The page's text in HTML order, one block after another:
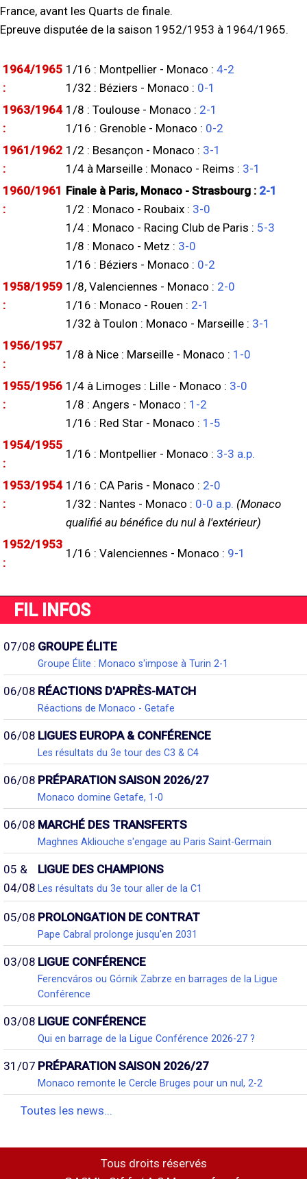
France, avant les Quarts de finale.
Epreuve disputée de la saison 1952/1953 à 1964/1965.
1964/1965
:
1/16 : Montpellier - Monaco : 4-2
1/32 : Béziers - Monaco : 0-1
1963/1964
:
1/8 : Toulouse - Monaco : 2-1
1/16 : Grenoble - Monaco : 0-2
1961/1962
:
1/2 : Besançon - Monaco : 3-1
1/4 à Marseille : Monaco - Reims : 3-1
1960/1961
:
Finale à Paris, Monaco - Strasbourg : 2-1
1/2 : Monaco - Roubaix : 3-0
1/4 : Monaco - Racing Club de Paris : 5-3
1/8 : Monaco - Metz : 3-0
1/16 : Béziers - Monaco : 0-2
1958/1959
:
1/8, Valenciennes - Monaco : 2-0
1/16 : Monaco - Rouen : 2-1
1/32 à Toulon : Monaco - Marseille : 3-1
1956/1957
:
1/8 à Nice : Marseille - Monaco : 1-0
1955/1956
:
1/4 à Limoges : Lille - Monaco : 3-0
1/8 : Angers - Monaco : 1-2
1/16 : Red Star - Monaco : 1-5
1954/1955
:
1/16 : Montpellier - Monaco : 3-3 a.p.
1953/1954
:
1/16 : CA Paris - Monaco : 2-0
1/32 : Nantes - Monaco : 0-0 a.p. (Monaco
qualifié au bénéfice du nul à l'extérieur)
1952/1953
:
1/16 : Valenciennes - Monaco : 9-1
FIL INFOS
07/08 GROUPE ÉLITE
Groupe Élite : Monaco s'impose à Turin 2-1
06/08 RÉACTIONS D'APRÈS-MATCH
Réactions de Monaco - Getafe
06/08 LIGUES EUROPA & CONFÉRENCE
Les résultats du 3e tour des C3 & C4
06/08 PRÉPARATION SAISON 2026/27
Monaco domine Getafe, 1-0
06/08 MARCHÉ DES TRANSFERTS
Maghnes Akliouche s'engage au Paris Saint-Germain
05 &
04/08
LIGUE DES CHAMPIONS
Les résultats du 3e tour aller de la C1
05/08 PROLONGATION DE CONTRAT
Pape Cabral prolonge jusqu'en 2031
03/08 LIGUE CONFÉRENCE
Ferencváros ou Górnik Zabrze en barrages de la Ligue
Conférence
03/08 LIGUE CONFÉRENCE
Qui en barrage de la Ligue Conférence 2026-27 ?
31/07 PRÉPARATION SAISON 2026/27
Monaco remonte le Cercle Bruges pour un nul, 2-2
Toutes les news...
Tous droits réservés